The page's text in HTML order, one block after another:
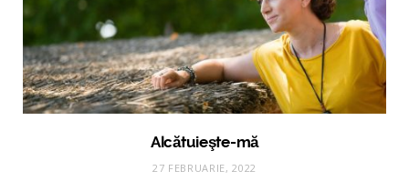
Alcătuieşte-mă
27 FEBRUARIE, 2022